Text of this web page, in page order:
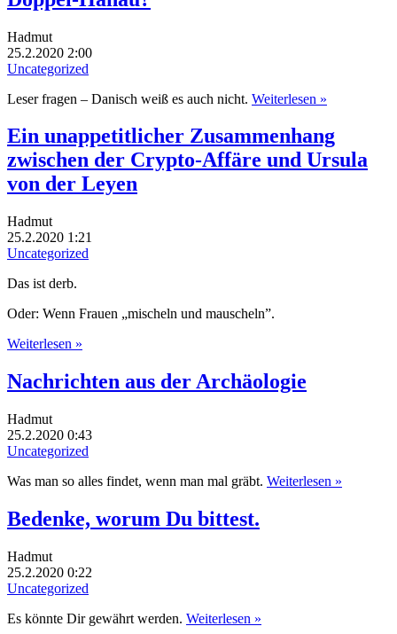
Hadmut
25.2.2020 2:00
Uncategorized
Leser fragen – Danisch weiß es auch nicht. Weiterlesen »
Ein unappetitlicher Zusammenhang
zwischen der Crypto-Affäre und Ursula
von der Leyen
Hadmut
25.2.2020 1:21
Uncategorized
Das ist derb.
Oder: Wenn Frauen „mischeln und mauscheln”.
Weiterlesen »
Nachrichten aus der Archäologie
Hadmut
25.2.2020 0:43
Uncategorized
Was man so alles findet, wenn man mal gräbt. Weiterlesen »
Bedenke, worum Du bittest.
Hadmut
25.2.2020 0:22
Uncategorized
Es könnte Dir gewährt werden. Weiterlesen »